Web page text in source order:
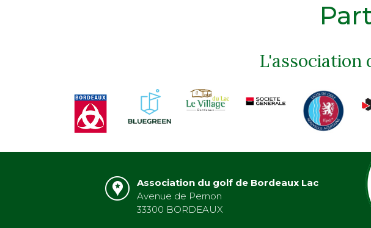
L'association
Association du golf de Bordeaux Lac
Avenue de Pernon
33300 BORDEAUX